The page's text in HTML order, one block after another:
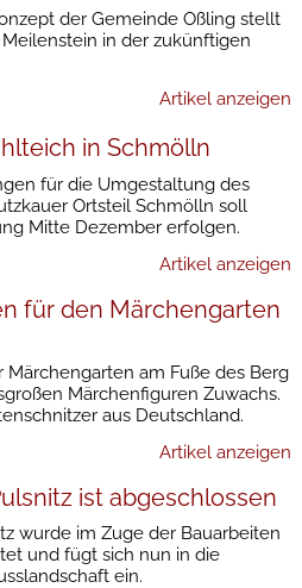
der Gemeinde Oßling stellt
in der zukünftigen
Artikel anzeigen
in Schmölln
für die Umgestaltung des
Ortsteil Schmölln soll
Mitte Dezember erfolgen.
Artikel anzeigen
für den Märchengarten
Märchengarten am Fuße des Berg
Märchenfiguren Zuwachs.
aus Deutschland.
Artikel anzeigen
ist abgeschlossen
wurde im Zuge der Bauarbeiten
und fügt sich nun in die
ein.